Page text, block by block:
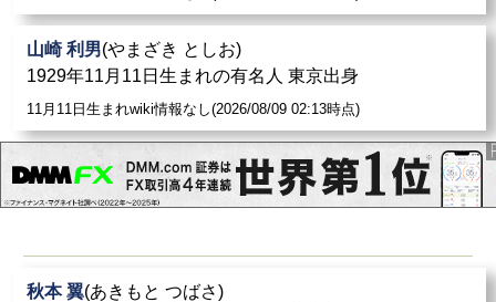
山崎 利男(やまざき としお)
1929年11月11日生まれの有名人 東京出身
11月11日生まれwiki情報なし(2026/08/09 02:13時点)
秋本 翼(あきもと つばさ)